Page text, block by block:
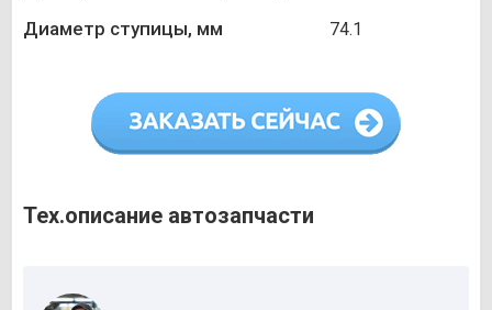
Диаметр ступицы, мм 74.1
Тех.описание автозапчасти